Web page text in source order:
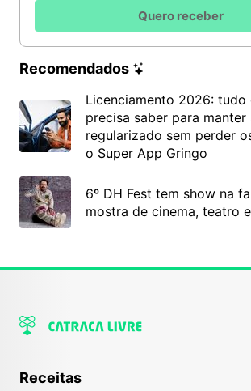
Quero receber
Recomendados
Licenciamento 2026: tudo
precisa saber para manter
regularizado sem perder
o Super App Gringo
6º DH Fest tem show na
mostra de cinema, teatro
Receitas